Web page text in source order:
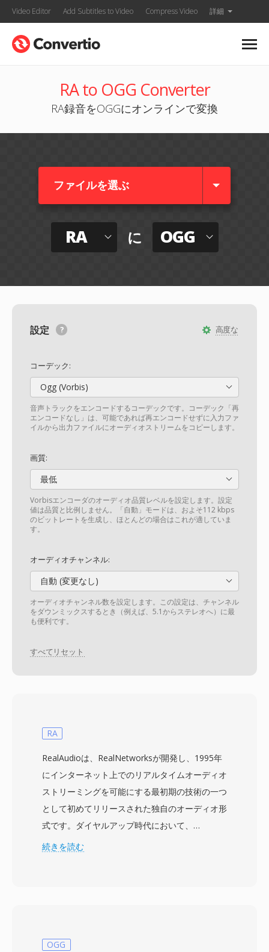
Video Editor Add Subtitles to Video Compress Video 詳細
RA to OGG Converter
RA録音をOGGにオンラインで変換
ファイルを選ぶ
RA に OGG
高度な
設定
コーデック:
Ogg (Vorbis)
音声トラックをエンコードするコーデックです。コーデック「再
エンコードなし」は、可能であれば再エンコードせずに入力ファ
イルから出力ファイルにオーディオストリームをコピーします。
画質:
最低
Vorbisエンコーダのオーディオ品質レベルを設定します。設定
値は品質と比例しません。「自動」モードは、およそ112 kbps
のビットレートを生成し、ほとんどの場合はこれが適していま
す。
オーディオチャンネル:
自動 (変更なし)
オーディオチャンネル数を設定します。この設定は、チャンネル
をダウンミックスするとき（例えば、5.1からステレオへ）に最
も便利です。
すべてリセット
RA
RealAudioは、RealNetworksが開発し、1995年
にインターネット上でのリアルタイムオーディオ
ストリーミングを可能にする最初期の技術の一つ
として初めてリリースされた独自のオーディオ形
式です。ダイヤルアップ時代において、
RealAudioは真に革命的でした — ファイル全体
ンは14.4 kbpsモデム用の低ビットレート音声コ
続きを読む
OGG